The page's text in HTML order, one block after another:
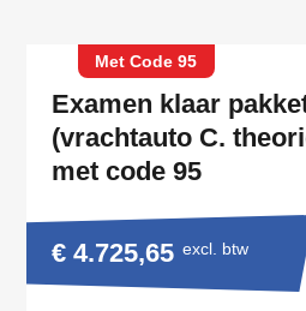
Met Code 95
Examen klaar
(vrachtauto C.
met code 95
€ 4.725,65 excl. btw